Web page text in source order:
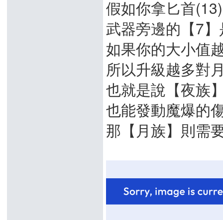
假如你拿匕首
武器旁邊的【7
如果你的大小值
所以升級越多對
也就是說【夜族
也能發動魔爆的
那【月族】則需